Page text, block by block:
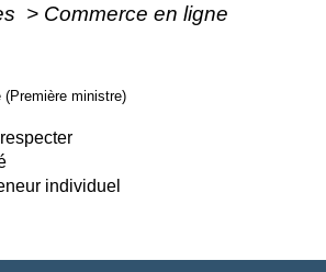
> Commerce en ligne
ministre)
individuel